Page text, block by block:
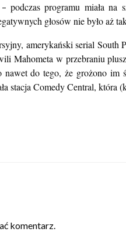
– podczas programu miała na
głosów nie było aż
amerykański serial
Mahometa w przebraniu
nawet do tego, że grożono
stacja Comedy Central, która
komentarz.